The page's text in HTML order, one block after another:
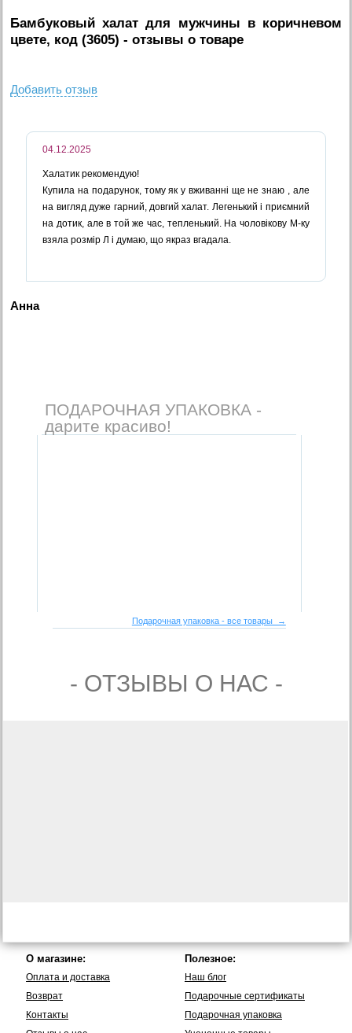
Бамбуковый халат для мужчины в коричневом
цвете, код (3605) - отзывы о товаре
Добавить отзыв
04.12.2025
Халатик рекомендую!
Купила на подарунок, тому як у вживанні ще не знаю , але
на вигляд дуже гарний, довгий халат. Легенький і приємний
на дотик, але в той же час, тепленький. На чоловікову М-ку
взяла розмір Л і думаю, що якраз вгадала.
Анна
ПОДАРОЧНАЯ УПАКОВКА -
дарите красиво!
Подарочная упаковка - все товары →
- ОТЗЫВЫ О НАС -
О магазине:
Оплата и доставка
Возврат
Контакты
Полезное:
Наш блог
Подарочные сертификаты
Подарочная упаковка